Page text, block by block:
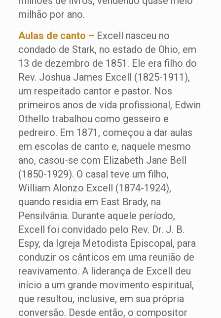
milhão por ano.
Aulas de canto – Excell nasceu no
condado de Stark, no estado de Ohio, em
13 de dezembro de 1851. Ele era filho do
Rev. Joshua James Excell (1825-1911),
um respeitado cantor e pastor. Nos
primeiros anos de vida profissional, Edwin
Othello trabalhou como gesseiro e
pedreiro. Em 1871, começou a dar aulas
em escolas de canto e, naquele mesmo
ano, casou-se com Elizabeth Jane Bell
(1850-1929). O casal teve um filho,
William Alonzo Excell (1874-1924),
quando residia em East Brady, na
Pensilvânia. Durante aquele período,
Excell foi convidado pelo Rev. Dr. J. B.
Espy, da Igreja Metodista Episcopal, para
conduzir os cânticos em uma reunião de
reavivamento. A liderança de Excell deu
início a um grande movimento espiritual,
que resultou, inclusive, em sua própria
conversão. Desde então, o compositor